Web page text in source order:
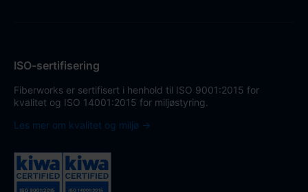
ISO-sertifisering
Fiberworks er sertifisert i henhold til ISO 9001:2015 for
kvalitet og ISO 14001:2015 for miljøstyring.
Les mer om kvalitet og miljø →